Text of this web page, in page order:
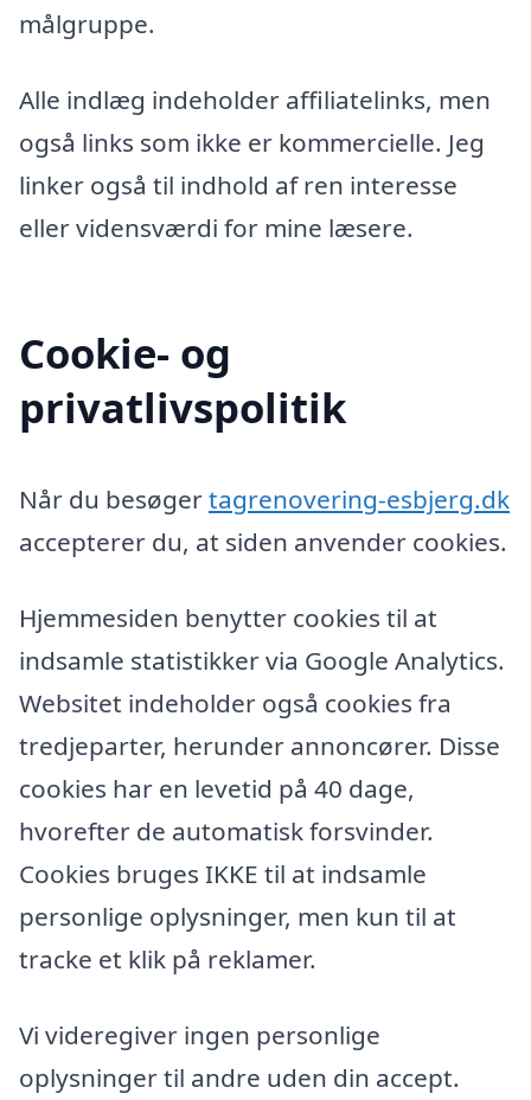
målgruppe.
Alle indlæg indeholder affiliatelinks, men
også links som ikke er kommercielle. Jeg
linker også til indhold af ren interesse
eller vidensværdi for mine læsere.
Cookie- og
privatlivspolitik
Når du besøgertagrenovering-esbjerg.dk
accepterer du, at siden anvender cookies.
Hjemmesiden benytter cookies til at
indsamle statistikker via Google Analytics.
Websitet indeholder også cookies fra
tredjeparter, herunder annoncører. Disse
cookies har en levetid på 40 dage,
hvorefter de automatisk forsvinder.
Cookies bruges IKKE til at indsamle
personlige oplysninger, men kun til at
tracke et klik på reklamer.
Vi videregiver ingen personlige
oplysninger til andre uden din accept.